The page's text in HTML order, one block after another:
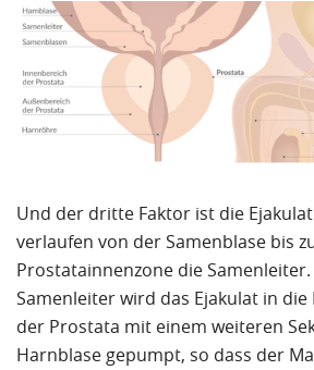
Und der dritte Faktor ist die
verlaufen von der Samenblase bis
Prostatainnenzone die
Samenleiter wird das Ejakulat in
der Prostata mit einem weiteren
Harnblase gepumpt, so dass der